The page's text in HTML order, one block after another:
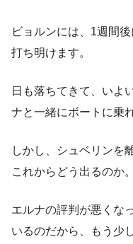
ビョルンには、1週間
打ち明けます。
日も落ちてきて、いよ
ナと一緒にボートに乗
しかし、シュベリンを
これからどう出るのか。
エルナの評判が悪くな
いるのだから、もう少